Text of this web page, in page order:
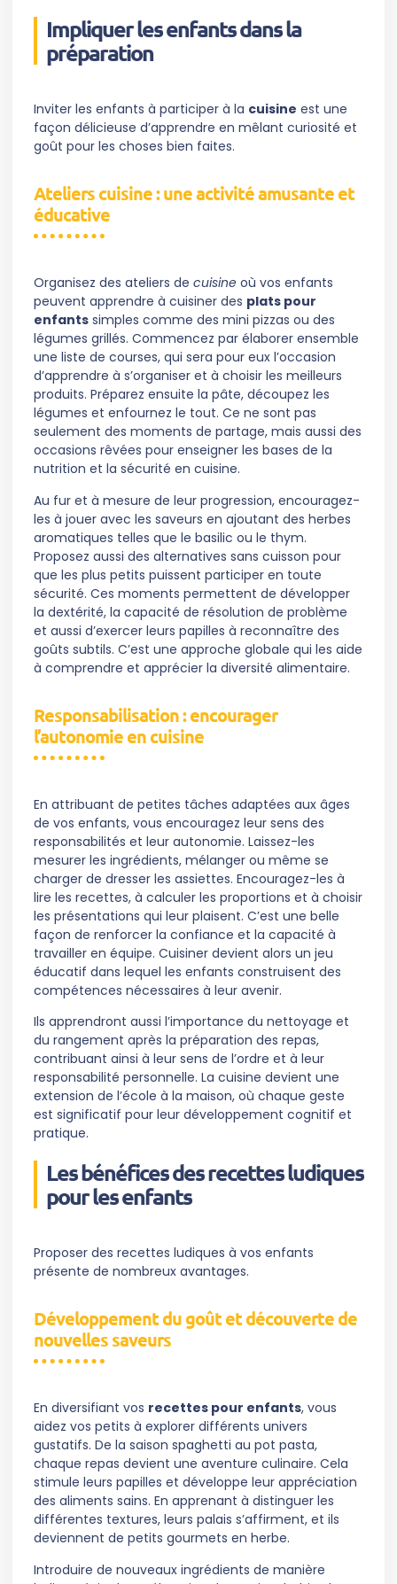
Impliquer les enfants dans la
préparation
Inviter les enfants à participer à la cuisine est une
façon délicieuse d’apprendre en mêlant curiosité et
goût pour les choses bien faites.
Ateliers cuisine : une activité amusante et
éducative
Organisez des ateliers de cuisine où vos enfants
peuvent apprendre à cuisiner des plats pour
enfants simples comme des mini pizzas ou des
légumes grillés. Commencez par élaborer ensemble
une liste de courses, qui sera pour eux l’occasion
d’apprendre à s’organiser et à choisir les meilleurs
produits. Préparez ensuite la pâte, découpez les
légumes et enfournez le tout. Ce ne sont pas
seulement des moments de partage, mais aussi des
occasions rêvées pour enseigner les bases de la
nutrition et la sécurité en cuisine.
Au fur et à mesure de leur progression, encouragez-
les à jouer avec les saveurs en ajoutant des herbes
aromatiques telles que le basilic ou le thym.
Proposez aussi des alternatives sans cuisson pour
que les plus petits puissent participer en toute
sécurité. Ces moments permettent de développer
la dextérité, la capacité de résolution de problème
et aussi d’exercer leurs papilles à reconnaître des
goûts subtils. C’est une approche globale qui les aide
à comprendre et apprécier la diversité alimentaire.
Responsabilisation : encourager
l’autonomie en cuisine
En attribuant de petites tâches adaptées aux âges
de vos enfants, vous encouragez leur sens des
responsabilités et leur autonomie. Laissez-les
mesurer les ingrédients, mélanger ou même se
charger de dresser les assiettes. Encouragez-les à
lire les recettes, à calculer les proportions et à choisir
les présentations qui leur plaisent. C’est une belle
façon de renforcer la confiance et la capacité à
travailler en équipe. Cuisiner devient alors un jeu
éducatif dans lequel les enfants construisent des
compétences nécessaires à leur avenir.
Ils apprendront aussi l’importance du nettoyage et
du rangement après la préparation des repas,
contribuant ainsi à leur sens de l’ordre et à leur
responsabilité personnelle. La cuisine devient une
extension de l’école à la maison, où chaque geste
est significatif pour leur développement cognitif et
pratique.
Les bénéfices des recettes ludiques
pour les enfants
Proposer des recettes ludiques à vos enfants
présente de nombreux avantages.
Développement du goût et découverte de
nouvelles saveurs
En diversifiant vos recettes pour enfants, vous
aidez vos petits à explorer différents univers
gustatifs. De la saison spaghetti au pot pasta,
chaque repas devient une aventure culinaire. Cela
stimule leurs papilles et développe leur appréciation
des aliments sains. En apprenant à distinguer les
différentes textures, leurs palais s’affirment, et ils
deviennent de petits gourmets en herbe.
Introduire de nouveaux ingrédients de manière